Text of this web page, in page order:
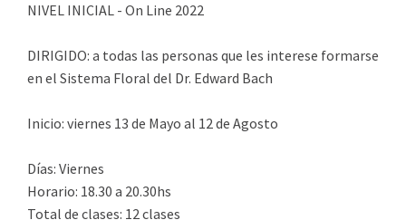
NIVEL INICIAL - On Line 2022
DIRIGIDO: a todas las personas que les interese formarse
en el Sistema Floral del Dr. Edward Bach
Inicio: viernes 13 de Mayo al 12 de Agosto
Días: Viernes
Horario: 18.30 a 20.30hs
Total de clases: 12 clases